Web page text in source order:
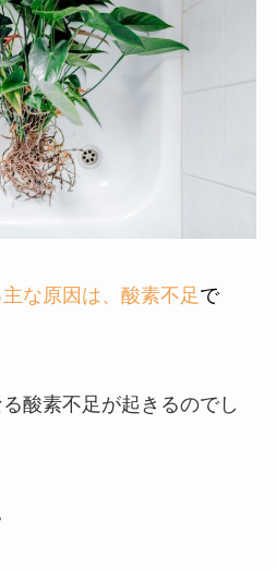
な原因は、酸素不足 で
酸素不足が起きるのでし